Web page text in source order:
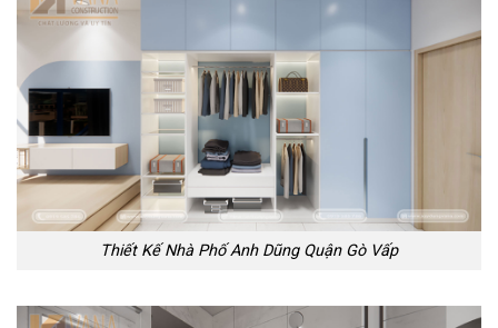
Thiết Kế Nhà Phố Anh Dũng Quận Gò Vấp